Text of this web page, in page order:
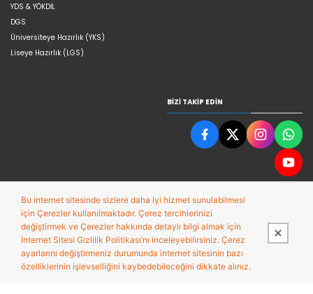
YDS & YÖKDİL
DGS
Üniversiteye Hazırlık (YKS)
Liseye Hazırlık (LGS)
BIZI TAKIP EDIN
Bu site,PobolEti®Entegre E-ticaret Sistemi ile hazırlanmıştır.
Bu internet sitesinde sizlere daha iyi hizmet sunulabilmesi
için Çerezler kullanılmaktadır. Çerez tercihlerinizi
değiştirmek ve Çerezler hakkında detaylı bilgi almak için
İnternet Sitesi Gizlilik Politikası’nı inceleyebilirsiniz. Çerez
ayarlarını değiştirmeniz durumunda internet sitesinin bazı
özelliklerinin işlevselliğini kaybedebileceğini dikkate alınız.